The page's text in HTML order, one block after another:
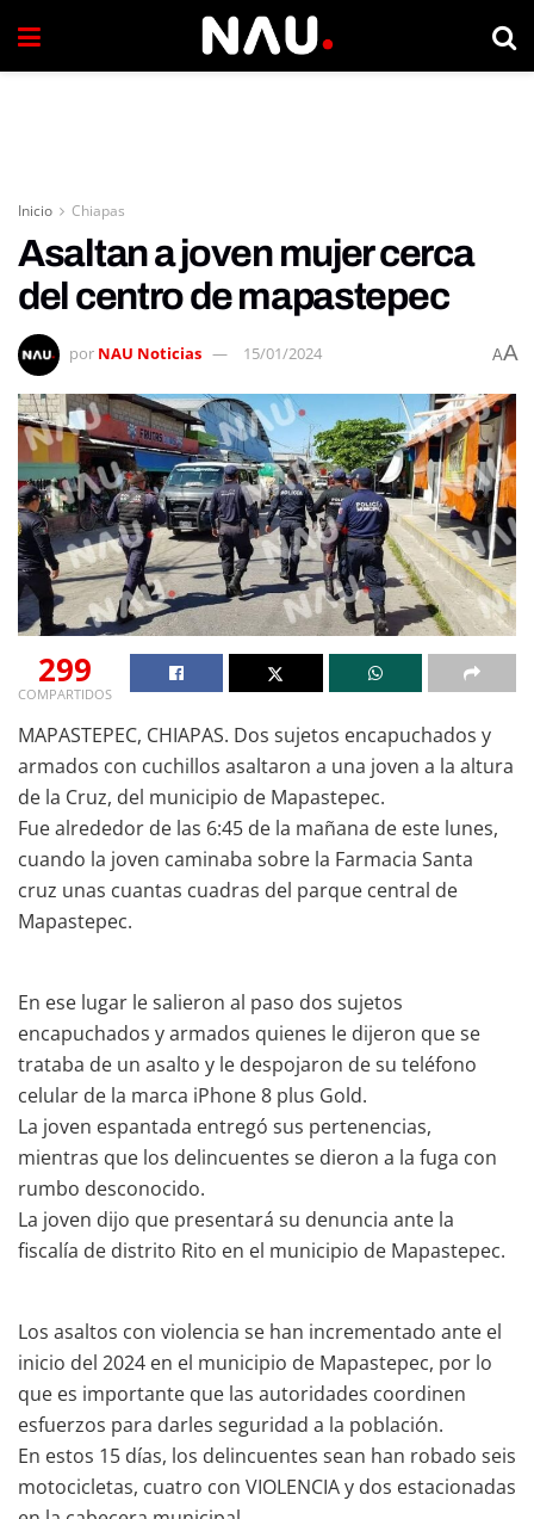
Inicio Chiapas
Asaltan a joven mujer cerca
del centro de mapastepec
por NAU Noticias 15/01/2024 AA
299
COMPARTIDOS
MAPASTEPEC, CHIAPAS. Dos sujetos encapuchados y
armados con cuchillos asaltaron a una joven a la altura
de la Cruz, del municipio de Mapastepec.
Fue alrededor de las 6:45 de la mañana de este lunes,
cuando la joven caminaba sobre la Farmacia Santa
cruz unas cuantas cuadras del parque central de
Mapastepec.
En ese lugar le salieron al paso dos sujetos
encapuchados y armados quienes le dijeron que se
trataba de un asalto y le despojaron de su teléfono
celular de la marca iPhone 8 plus Gold.
La joven espantada entregó sus pertenencias,
mientras que los delincuentes se dieron a la fuga con
rumbo desconocido.
La joven dijo que presentará su denuncia ante la
fiscalía de distrito Rito en el municipio de Mapastepec.
Los asaltos con violencia se han incrementado ante el
inicio del 2024 en el municipio de Mapastepec, por lo
que es importante que las autoridades coordinen
esfuerzos para darles seguridad a la población.
En estos 15 días, los delincuentes sean han robado seis
motocicletas, cuatro con VIOLENCIA y dos estacionadas